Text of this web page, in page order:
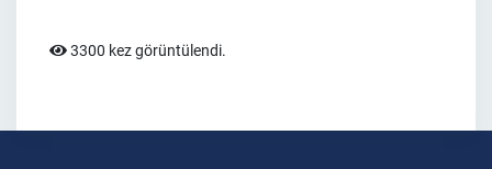
3300 kez görüntülendi.